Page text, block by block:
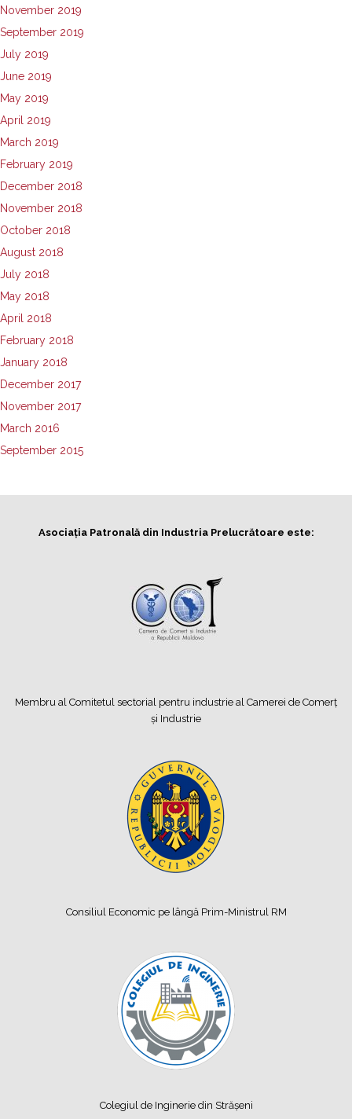
November 2019
September 2019
July 2019
June 2019
May 2019
April 2019
March 2019
February 2019
December 2018
November 2018
October 2018
August 2018
July 2018
May 2018
April 2018
February 2018
January 2018
December 2017
November 2017
March 2016
September 2015
Asociația Patronală din Industria Prelucrătoare este:
Membru al Comitetul sectorial pentru industrie al Camerei de Comerț
și Industrie
Consiliul Economic pe lângă Prim-Ministrul RM
Colegiul de Inginerie din Strășeni